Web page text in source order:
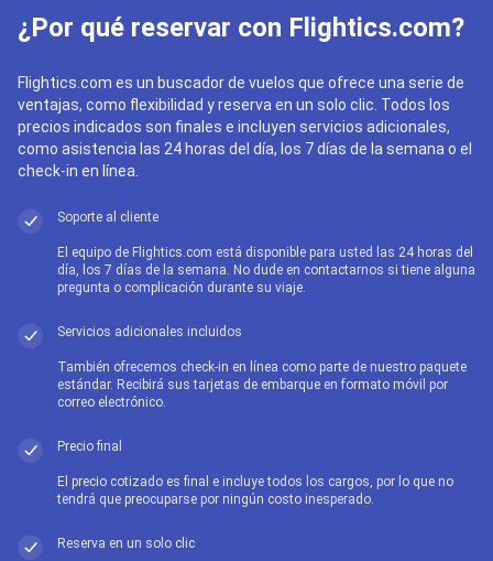
¿Por qué reservar con Flightics.com?
Flightics.com es un buscador de vuelos que ofrece una serie de
ventajas, como flexibilidad y reserva en un solo clic. Todos los
precios indicados son finales e incluyen servicios adicionales,
como asistencia las 24 horas del día, los 7 días de la semana o el
check-in en línea.
Soporte al cliente
El equipo de Flightics.com está disponible para usted las 24 horas del
día, los 7 días de la semana. No dude en contactarnos si tiene alguna
pregunta o complicación durante su viaje.
Servicios adicionales incluidos
También ofrecemos check-in en línea como parte de nuestro paquete
estándar. Recibirá sus tarjetas de embarque en formato móvil por
correo electrónico.
Precio final
El precio cotizado es final e incluye todos los cargos, por lo que no
tendrá que preocuparse por ningún costo inesperado.
Reserva en un solo clic